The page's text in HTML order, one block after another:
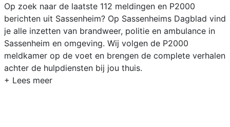
Op zoek naar de laatste 112 meldingen en P2000
berichten uit Sassenheim? Op Sassenheims Dagblad vind
je alle inzetten van brandweer, politie en ambulance in
Sassenheim en omgeving. Wij volgen de P2000
meldkamer op de voet en brengen de complete verhalen
achter de hulpdiensten bij jou thuis.